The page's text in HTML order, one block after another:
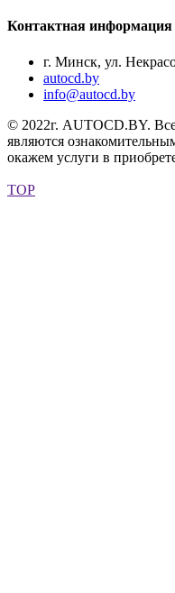
Контактная информация
г. Минск, ул.
autocd.by
info@autocd.by
© 2022г. AUTOCD.BY.
являются
окажем услуги в
TOP